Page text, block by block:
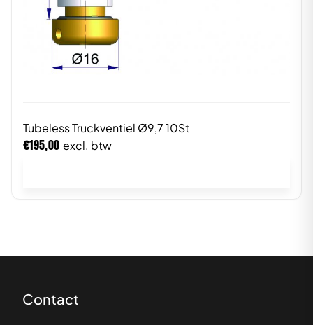
Tubeless Truckventiel Ø9,7 10St
€195,00 excl. btw
Contact